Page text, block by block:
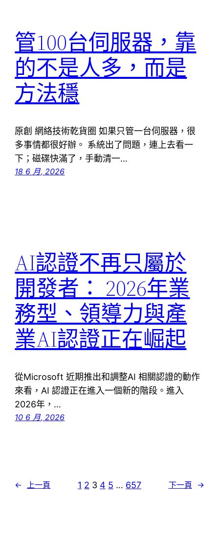
管100台伺服器，靠
的不是人多，而是
方法穩
原創 網絡技術乾貨圈 如果只管一台伺服器，很
多事情都很好辦。 系統出了問題，連上去看一
下；磁碟快滿了，手動清一…
18 6 月, 2026
AI認證不再只屬於
開發者： 2026年業
務型、領導力與產
業AI認證正在崛起
從Microsoft 近期推出和調整AI 相關認證的動作
來看，AI 認證正在進入一個新的階段。進入
2026年，…
10 6 月, 2026
← 上一頁 1 2 3 4 5 … 657 下一頁 →